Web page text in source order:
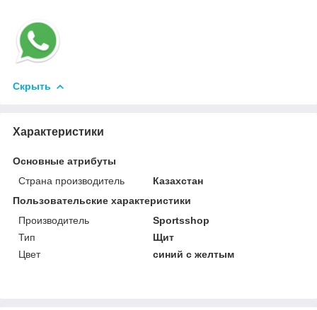
Скрыть
Характеристики
Основные атрибуты
Страна производитель
Казахстан
Пользовательские характеристики
Производитель
Sportsshop
Тип
Щит
Цвет
синий с желтым